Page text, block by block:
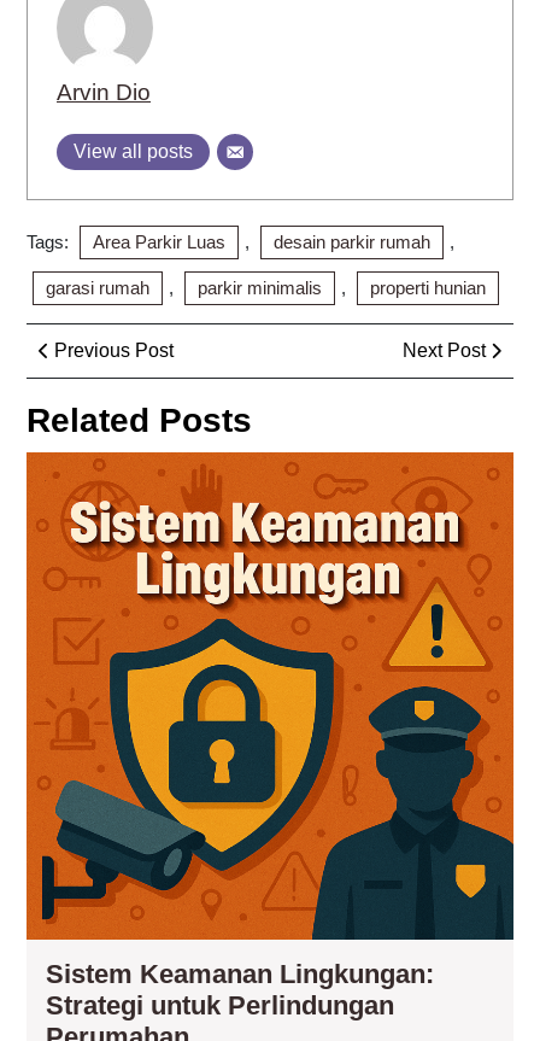
Arvin Dio
View all posts
Tags: Area Parkir Luas , desain parkir rumah ,
garasi rumah , parkir minimalis , properti hunian
Post
navigation
Previous PostPrevious
Post
Next Post
Next
Post
Related Posts
Sistem Keamanan Lingkungan:
Strategi untuk Perlindungan